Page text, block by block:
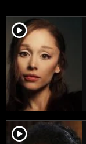
player2
player2